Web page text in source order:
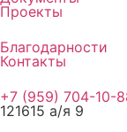
Проекты
Благодарности
Контакты
+7 (959) 704-10-
121615 а/я 9